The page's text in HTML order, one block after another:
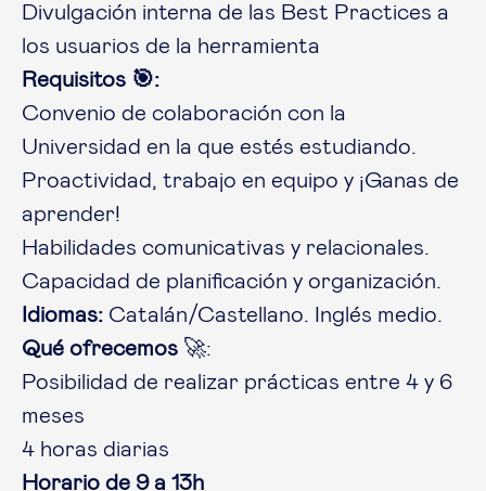
Divulgación interna de las Best Practices a
los usuarios de la herramienta
Requisitos 🎯:
Convenio de colaboración con la
Universidad en la que estés estudiando.
Proactividad, trabajo en equipo y ¡Ganas de
aprender!
Habilidades comunicativas y relacionales.
Capacidad de planificación y organización.
Idiomas: Catalán/Castellano. Inglés medio.
Qué ofrecemos 🚀:
Posibilidad de realizar prácticas entre 4 y 6
meses
4 horas diarias
Horario de 9 a 13h